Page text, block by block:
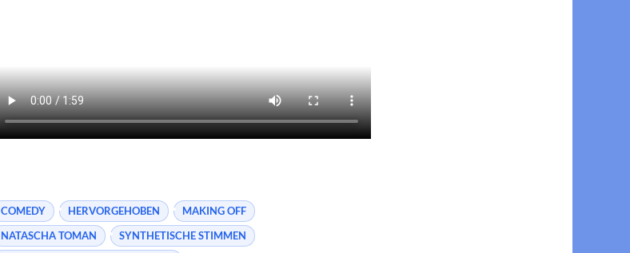
COMEDY HERVORGEHOBEN
MAKING OFF
NATASCHA TOMAN
SYNTHETISCHE STIMMEN